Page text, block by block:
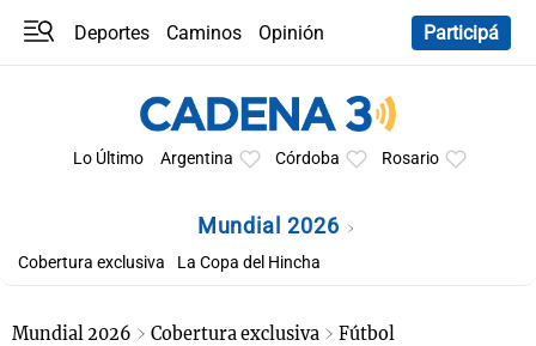
Deportes Caminos
Opinión
Participá
Lo Último Argentina Córdoba Rosario
Mundial 2026
Cobertura exclusiva La Copa del Hincha
Mundial 2026 Cobertura exclusiva Fútbol